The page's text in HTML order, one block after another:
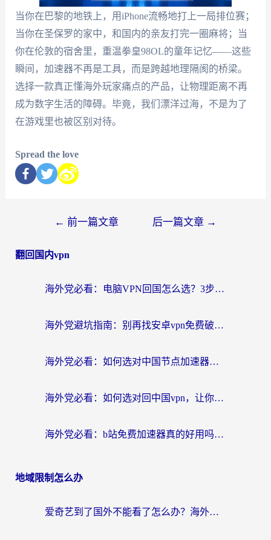
当你在巴黎的地铁上，用iPhone流畅地打上一局排位赛；
当你在圣保罗的家中，和国内的亲友打完一圈麻将；当
你在伦敦的宿舍里，重温拳皇98OL的童年记忆——这些
瞬间，加速器不再是工具，而是跨越地理隔阂的桥梁。
选择一款真正懂海外玩家痛点的产品，让物理距离不再
成为数字生活的障碍。毕竟，我们漂洋过海，不是为了
在游戏里也被区别对待。
Spread the love
← 前一篇文章 后一篇文章 →
翻回国内vpn
海外党必看：电脑VPN回国怎么选？3步教你无缝访问国内资源
海外党避坑指南：别再找安卓vpn免费破解版了，这样选回国加速器才靠谱
海外党必看：如何选对中国节点加速器，告别国内资源访问卡顿？
海外党必看：如何选对回中国vpn，让你无缝刷剧、看英雄联盟直播？
海外党必看：b站免费加速器真的好用吗？3步选对回国加速器实现无缝追剧打游戏
地域限制怎么办
爱奇艺到了国外不能看了怎么办？海外党亲测有效的追剧解决方案